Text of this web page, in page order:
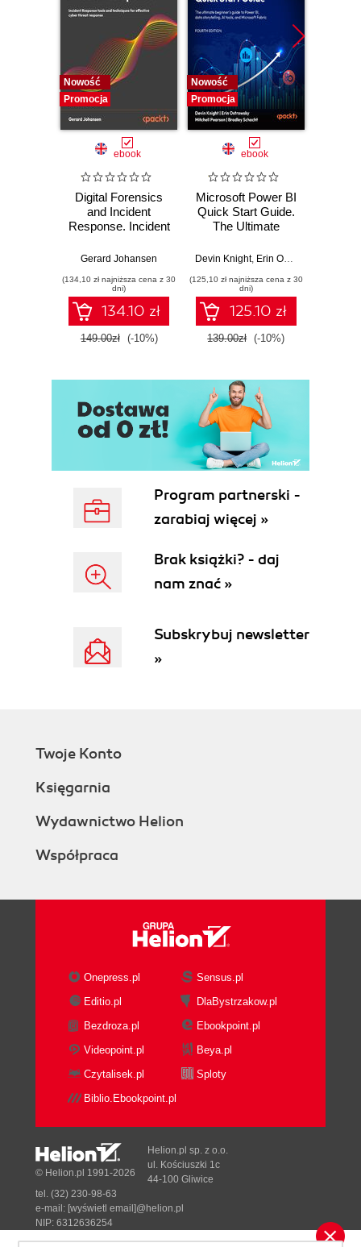
Nowość
Promocja
ebook
Digital Forensics
and Incident
Response. Incident
and techniques for
threat response -
Fourth Edition
Gerard Johansen
(134,10 zł najniższa cena z 30
dni)
134.10 zł
149.00zł (-10%)
Nowość
Promocja
ebook
Microsoft Power BI
Quick Start Guide.
The Ultimate
to Power BI, Data
Tools, and
Microsoft Fabric -
Fourth Edition
Devin Knight, Erin Ostrowsky
(125,10 zł najniższa cena z 30
dni)
125.10 zł
139.00zł (-10%)
Program partnerski -
zarabiaj więcej »
Brak książki? - daj
nam znać »
Subskrybuj newsletter
»
Twoje Konto
Księgarnia
Wydawnictwo Helion
Współpraca
Onepress.pl
Sensus.pl
Editio.pl
DlaBystrzakow.pl
Bezdroza.pl
Ebookpoint.pl
Videopoint.pl
Beya.pl
Czytalisek.pl
Sploty
Biblio.Ebookpoint.pl
© Helion.pl 1991-2026
Helion.pl sp. z o.o.
ul. Kościuszki 1c
44-100 Gliwice
tel. (32) 230-98-63
e-mail: [wyświetl email]@helion.pl
NIP: 6312636254